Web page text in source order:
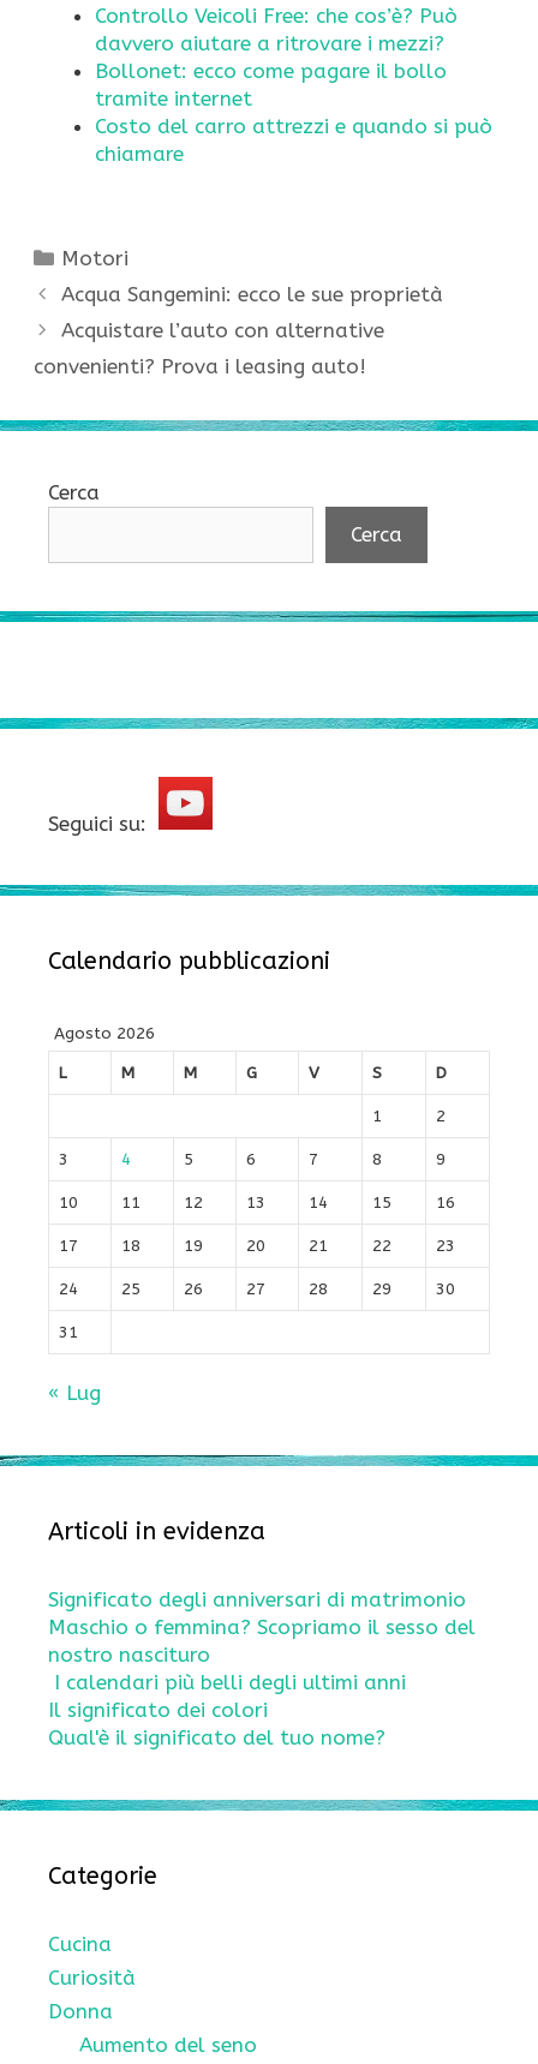
Controllo Veicoli Free: che cos’è? Può
davvero aiutare a ritrovare i mezzi?
Bollonet: ecco come pagare il bollo
tramite internet
Costo del carro attrezzi e quando si può
chiamare
Categorie
Motori
Acqua Sangemini: ecco le sue proprietà
Acquistare l’auto con alternative
convenienti? Prova i leasing auto!
Cerca
Cerca
Seguici su:
Calendario pubblicazioni
Agosto 2026
L
M M G V S D
1 2
3 4 5 6 7 8 9
10 11 12 13 14 15 16
17 18 19 20 21 22 23
24 25 26 27 28 29 30
31
« Lug
Articoli in evidenza
Significato degli anniversari di matrimonio
Maschio o femmina? Scopriamo il sesso del
nostro nascituro
I calendari più belli degli ultimi anni
Il significato dei colori
Qual'è il significato del tuo nome?
Categorie
Cucina
Curiosità
Donna
Aumento del seno